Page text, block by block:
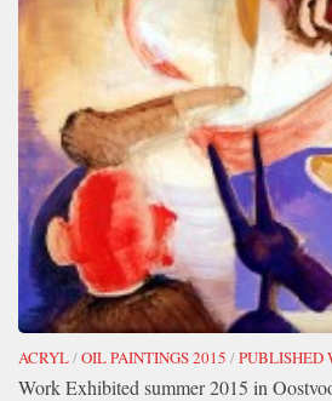
ACRYL/OIL PAINTINGS 2015 /PUBLISHED
Work Exhibited summer 2015 in